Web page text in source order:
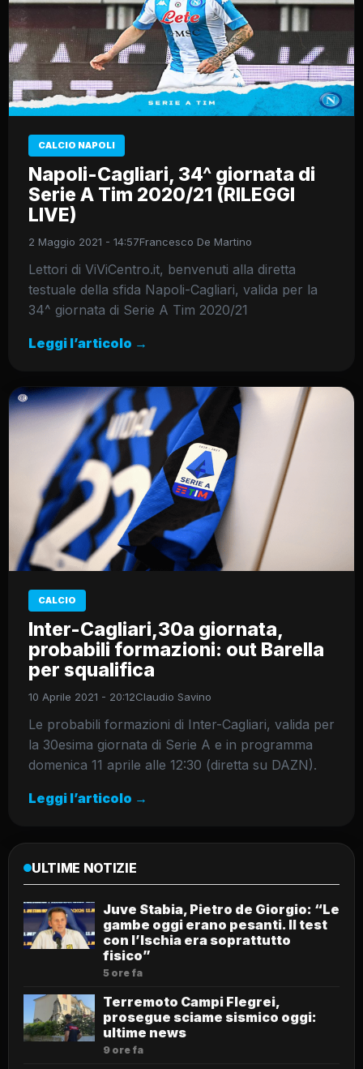
CALCIO NAPOLI
Napoli-Cagliari, 34^ giornata di
Serie A Tim 2020/21 (RILEGGI
LIVE)
2 Maggio 2021 - 14:57Francesco De Martino
Lettori di ViViCentro.it, benvenuti alla diretta
testuale della sfida Napoli-Cagliari, valida per la
34^ giornata di Serie A Tim 2020/21
Leggi l’articolo →
CALCIO
Inter-Cagliari,30a giornata,
probabili formazioni: out Barella
per squalifica
10 Aprile 2021 - 20:12Claudio Savino
Le probabili formazioni di Inter-Cagliari, valida per
la 30esima giornata di Serie A e in programma
domenica 11 aprile alle 12:30 (diretta su DAZN).
Leggi l’articolo →
ULTIME NOTIZIE
Juve Stabia, Pietro de Giorgio: “Le
gambe oggi erano pesanti. Il test
con l’Ischia era soprattutto
fisico”
5 ore fa
Terremoto Campi Flegrei,
prosegue sciame sismico oggi:
ultime news
9 ore fa